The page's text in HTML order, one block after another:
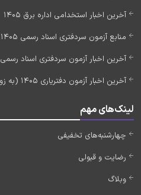
آخرین اخبار استخدامی اداره برق 1405
منابع آزمون سردفتری اسناد رسمی 1405 (pdf رایگان)
آخرین اخبار آزمون سردفتری اسناد رسمی 1405 (آزمون جدید)
آخرین اخبار آزمون دفتریاری 1405 (به زودی)
لینک‌های مهم
چهارشنبه‌های تخفیفی
رضایت و قبولی
وبلاگ